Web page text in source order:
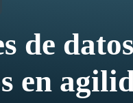
de
en